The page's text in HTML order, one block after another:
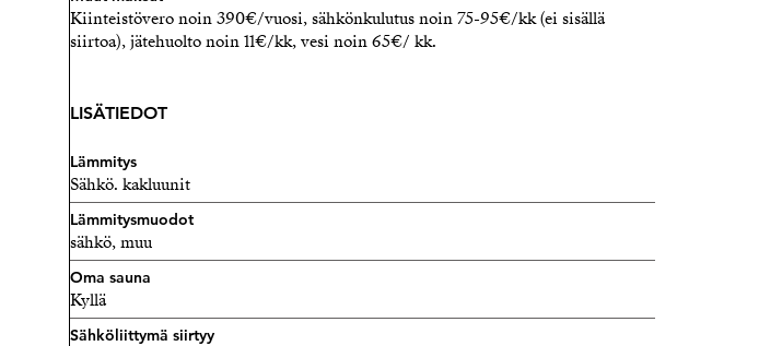
Kiinteistövero noin 390€/vuosi, sähkönkulutus noin 75-95€/kk (ei sisällä
siirtoa), jätehuolto noin 11€/kk, vesi noin 65€/ kk.
LISÄTIEDOT
Lämmitys
Sähkö. kakluunit
Lämmitysmuodot
sähkö, muu
Oma sauna
Kyllä
Sähköliittymä siirtyy